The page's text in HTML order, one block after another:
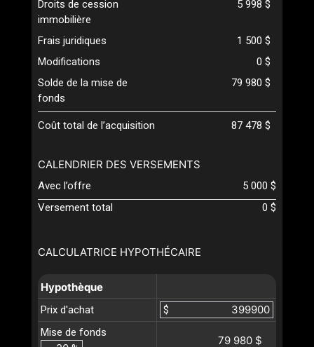
CALCULATRICE HYPOTHÉCAIRE
Hypothèque
Prix d'achat
$
Mise de fonds
79 980 $
Droits de cession
immobilière
5 998 $
Frais juridiques
1 500 $
Modifications
0 $
Solde de la mise de
fonds
79 980 $
Coût total de l’acquisition 87 478 $
CALENDRIER DES VERSEMENTS
Avec l’offre
5 000 $
Versement total
0 $